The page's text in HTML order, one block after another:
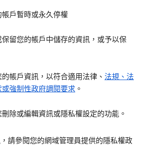
帳戶暫時或永久停權
保留您的帳戶中儲存的資訊，或予以保
帳戶資訊，以符合適用法律、 法規、法
或強制性政府調閱要求 。
刪除或編輯資訊或隱私權設定的功能。
請參閱您的網域管理員提供的隱私權政